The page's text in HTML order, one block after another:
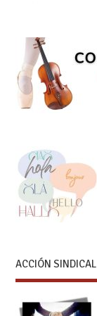
ACCIÓN SINDICAL